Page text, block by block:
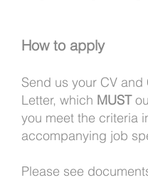
How to apply
Send us your CV and
Letter, which MUST
you meet the criteria
accompanying job
Please see